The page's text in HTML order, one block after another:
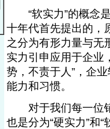
“软实力”的概念是
十年代首先提出的，
之分为有形力量与无
实力引申应用于企业
势，不责于人”，企
能力和习惯。
对于我们每一位销
也是分为“硬实力”和